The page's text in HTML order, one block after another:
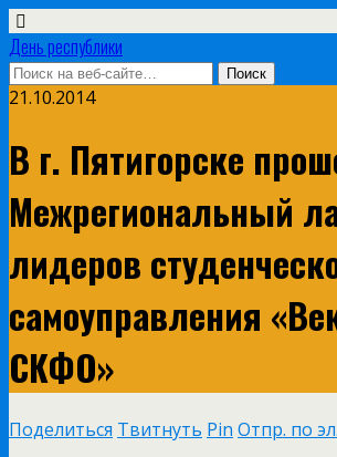
День республики
21.10.2014
В г. Пятигорске
Межрегиональный
лидеров
самоуправления
СКФО»
Поделиться Твитнуть Pin Отпр. по